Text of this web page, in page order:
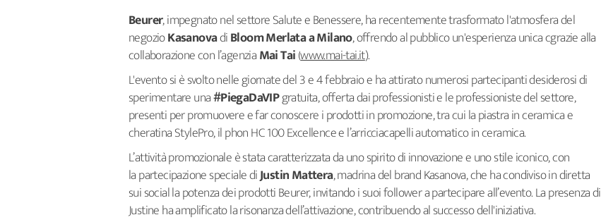
Beurer, impegnato nel settore Salute e Benessere, ha recentemente trasformato l'atmosfera del
negozioKasanovadiBloom Merlata a Milano, offrendo al pubblico un'esperienza unica cgrazie alla
collaborazione con l’agenziaMai Tai(www.mai-tai.it).
L'evento si è svolto nelle giornate del 3 e 4 febbraio e ha attirato numerosi partecipanti desiderosi di
sperimentare una#PiegaDaVIPgratuita, offerta dai professionisti e le professioniste del settore,
presenti per promuovere e far conoscere i prodotti in promozione, tra cui la piastra in ceramica e
cheratina StylePro, il phon HC 100 Excellence e l’arricciacapelli automatico in ceramica.
L’attività promozionale è stata caratterizzata da uno spirito di innovazione e uno stile iconico, con
la partecipazione speciale diJustin Mattera, madrina del brand Kasanova, che ha condiviso in diretta
sui social la potenza dei prodotti Beurer, invitando i suoi follower a partecipare all’evento. La presenza di
Justine ha amplificato la risonanza dell’attivazione, contribuendo al successo dell'iniziativa.